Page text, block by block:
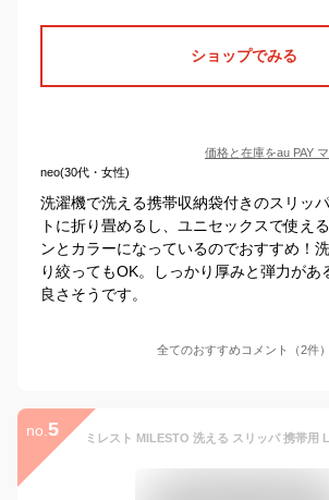
ショップでみる
価格と在庫をau PAY
neo(30代・女性)
洗濯機で洗える携帯収納袋付きのスリッ
トに折り畳めるし、ユニセックスで使え
ンとカラーになっているのでおすすめ！
り絞ってもOK。しっかり厚みと弾力があ
良さそうです。
全てのおすすめコメント（2件）
no. 5